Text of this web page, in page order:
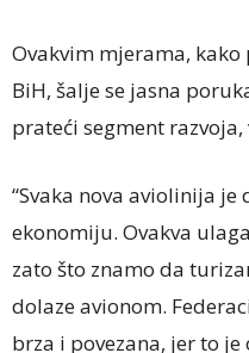
Ovakvim mjerama,
BiH, šalje se jasna
prateći segment razvoja,
“Svaka nova aviolinija
ekonomiju. Ovakva
zato što znamo da
dolaze avionom.
brza i povezana, jer to je